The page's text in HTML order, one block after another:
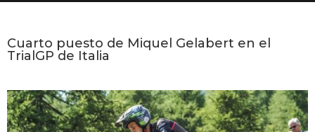
Cuarto puesto de Miquel Gelabert en el
TrialGP de Italia